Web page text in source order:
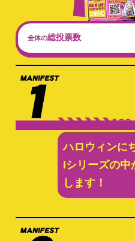
全体の総投票数
ハロウィンに
Iシリーズの中
します！